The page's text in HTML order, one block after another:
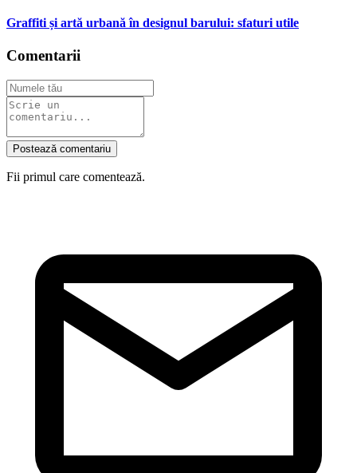
Graffiti și artă urbană în designul barului: sfaturi utile
Comentarii
Postează comentariu
Fii primul care comentează.